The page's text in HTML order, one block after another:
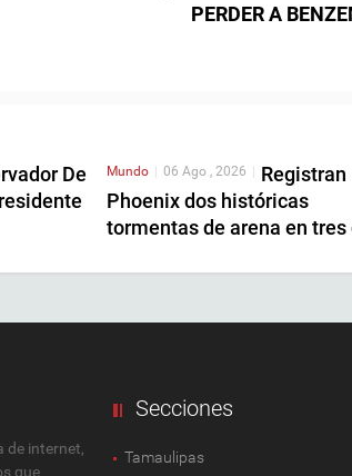
PERDER A
De
Mundo | 06 Ago , 2026 | Registran
Phoenix dos históricas
tormentas de arena en tres
de internet,
que
Secciones
Tamaulipas